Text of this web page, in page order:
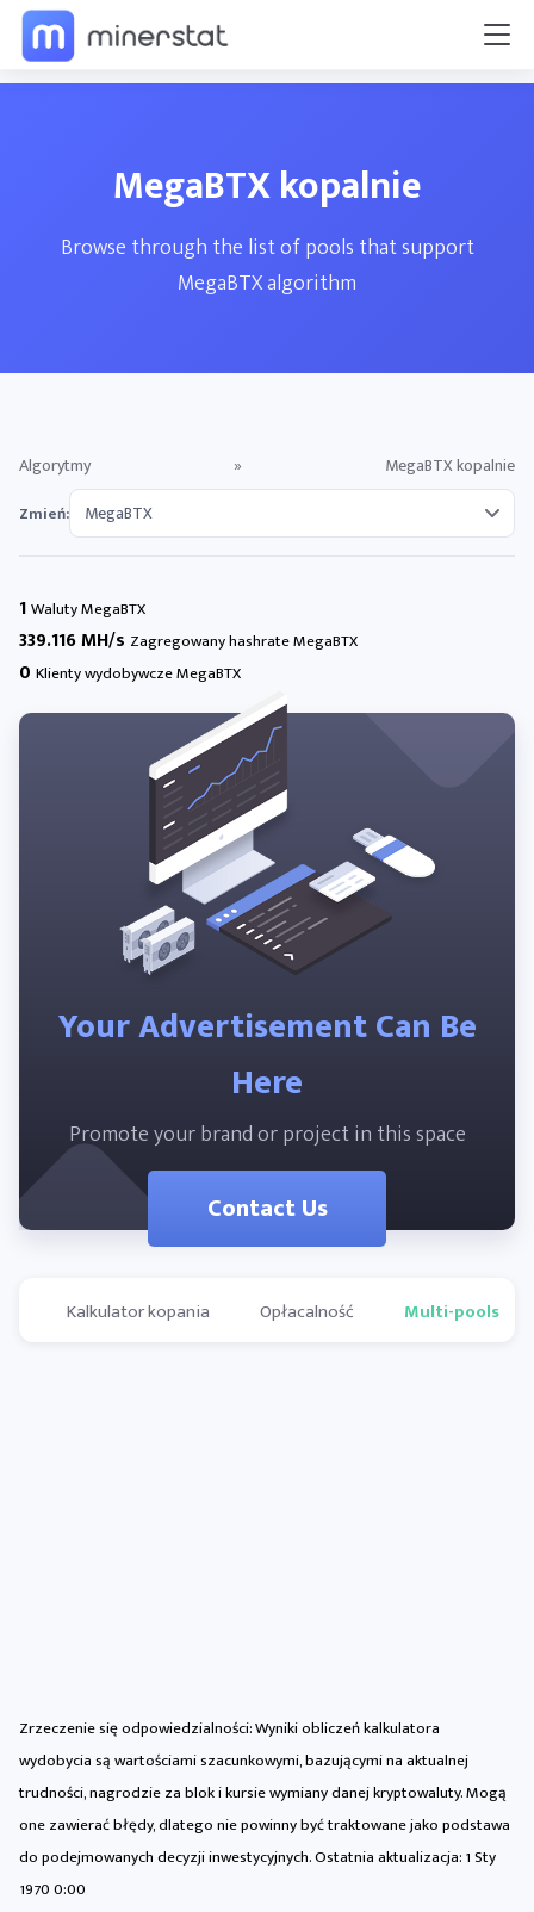
MegaBTX kopalnie
Browse through the list of pools that support
MegaBTX algorithm
Algorytmy » MegaBTX kopalnie
Zmień:
1Waluty MegaBTX
339.116 MH/s Zagregowany hashrate MegaBTX
0 Klienty wydobywcze MegaBTX
Your Advertisement Can Be
Here
Promote your brand or project in this space
Contact Us
Kalkulator kopania Opłacalność Multi-pools
Zrzeczenie się odpowiedzialności: Wyniki obliczeń kalkulatora
wydobycia są wartościami szacunkowymi, bazującymi na aktualnej
trudności, nagrodzie za blok i kursie wymiany danej kryptowaluty. Mogą
one zawierać błędy, dlatego nie powinny być traktowane jako podstawa
do podejmowanych decyzji inwestycyjnych. Ostatnia aktualizacja:1 Sty
1970 0:00